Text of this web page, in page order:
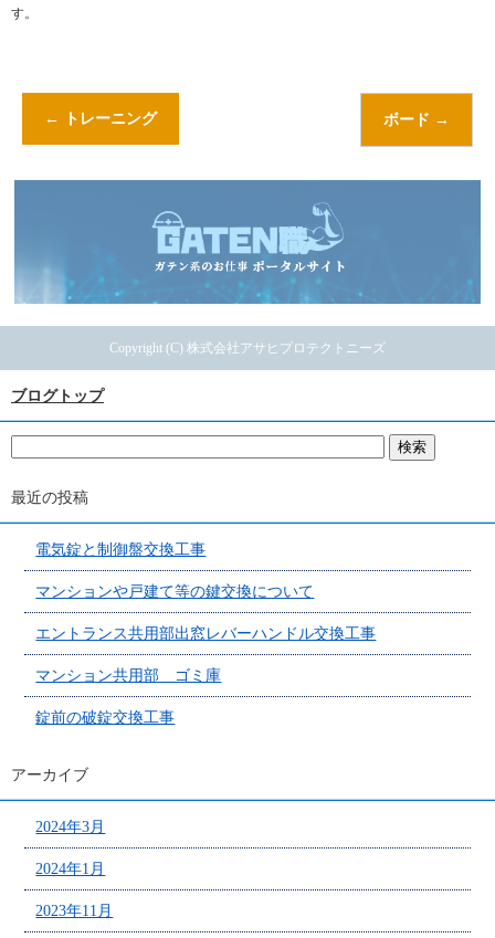
す。
← トレーニング ボード →
Copyright (C) 株式会社アサヒプロテクトニーズ
ブログトップ
最近の投稿
電気錠と制御盤交換工事
マンションや戸建て等の鍵交換について
エントランス共用部出窓レバーハンドル交換工事
マンション共用部 ゴミ庫
錠前の破錠交換工事
アーカイブ
2024年3月
2024年1月
2023年11月